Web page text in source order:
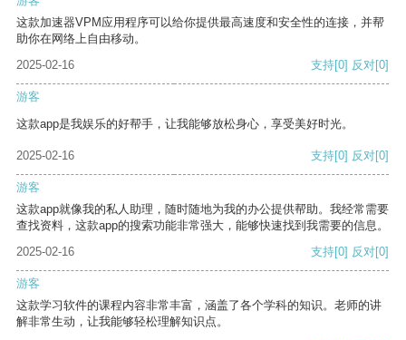
这款加速器VPM应用程序可以给你提供最高速度和安全性的连接，并帮
助你在网络上自由移动。
2025-02-16
支持[0] 反对[0]
游客
这款app是我娱乐的好帮手，让我能够放松身心，享受美好时光。
2025-02-16 支持[0] 反对[0]
游客
这款app就像我的私人助理，随时随地为我的办公提供帮助。我经常需要
查找资料，这款app的搜索功能非常强大，能够快速找到我需要的信息。
2025-02-16
支持[0] 反对[0]
游客
这款学习软件的课程内容非常丰富，涵盖了各个学科的知识。老师的讲
解非常生动，让我能够轻松理解知识点。